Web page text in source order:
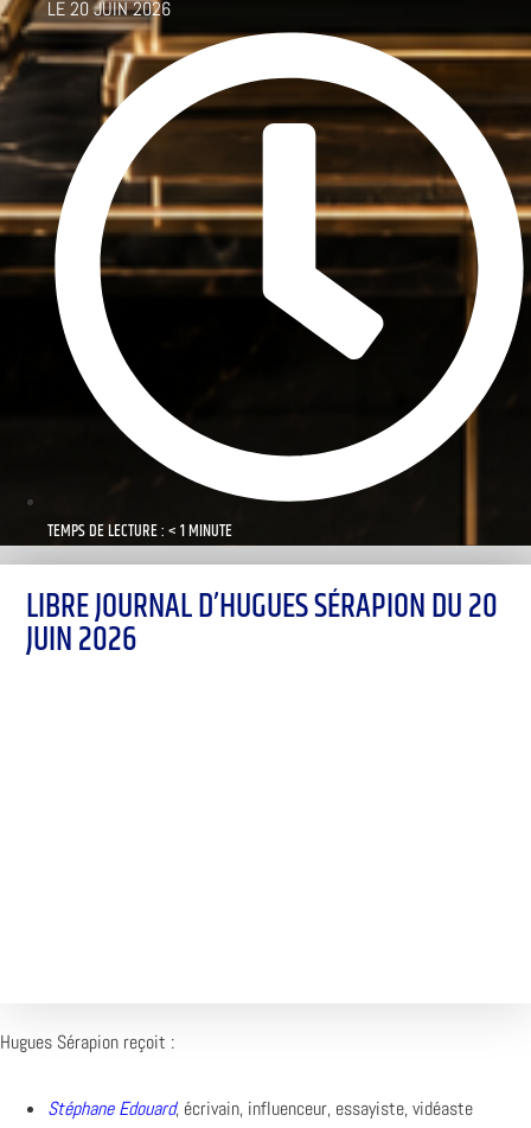
LE20 JUIN 2026
TEMPS DE LECTURE : < 1 MINUTE
LIBRE JOURNAL D’HUGUES SÉRAPION DU 20
JUIN 2026
Hugues Sérapion reçoit :
Stéphane Edouard, écrivain, influenceur, essayiste, vidéaste